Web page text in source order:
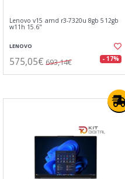
Lenovo v15 amd r3-7320u 8gb 512gb
w11h 15.6"
LENOVO
575,05€ 693,14€ - 17%